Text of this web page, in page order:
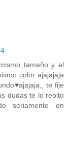
tamaño y el
color ajajajaja
te fije
dudas te lo repito
seriamente en